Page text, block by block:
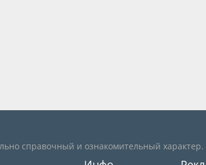
справочный и ознакомительный характер.